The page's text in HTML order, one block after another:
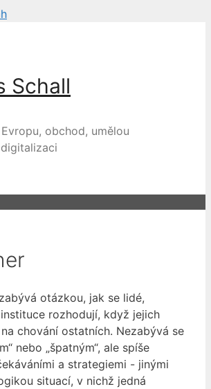
Schall
obchod, umělou
otázkou, jak se lidé,
rozhodují, když jejich
chování ostatních. Nezabývá se
nebo „špatným“, ale spíše
a strategiemi - jinými
situací, v nichž jedná